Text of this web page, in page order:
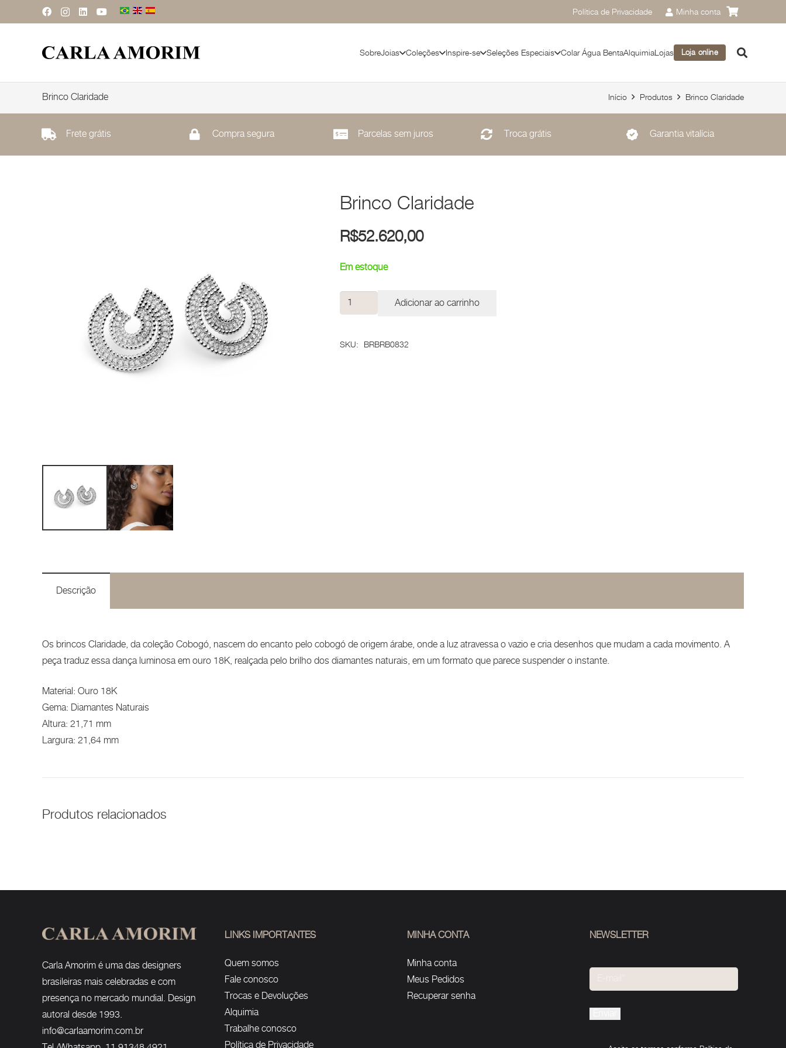
Política de Privacidade Minha conta
SobreJoias Coleções Inspire-se Seleções Especiais Colar Água BentaAlquimiaLojas Loja online
Brinco Claridade Início Produtos Brinco Claridade
Frete grátis Compra segura Parcelas sem juros Troca grátis Garantia vitalícia
Brinco Claridade
R$52.620,00
Em estoque
Brinco
Claridade
Adicionar ao carrinho
SKU: BRBRB0832
Descrição
Os brincos Claridade, da coleção Cobogó, nascem do encanto pelo cobogó de origem árabe, onde a luz atravessa o vazio e cria desenhos que mudam a cada movimento. A
peça traduz essa dança luminosa em ouro 18K, realçada pelo brilho dos diamantes naturais, em um formato que parece suspender o instante.
Material: Ouro 18K
Gema: Diamantes Naturais
Altura: 21,71 mm
Largura: 21,64 mm
Produtos relacionados
Carla Amorim é uma das designers
brasileiras mais celebradas e com
presença no mercado mundial. Design
autoral desde 1993.
info@carlaamorim.com.br
LINKS IMPORTANTES
Quem somos
Fale conosco
Trocas e Devoluções
Alquimia
Trabalhe conosco
Política de Privacidade
MINHA CONTA
Minha conta
Meus Pedidos
Recuperar senha
NEWSLETTER